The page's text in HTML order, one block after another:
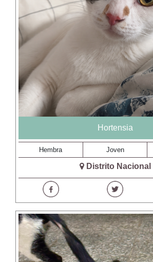
Hortensia
Hembra Joven
Distrito Nacional